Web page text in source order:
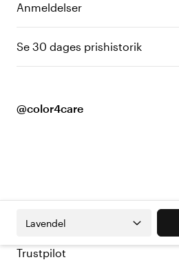
Anmeldelser
Se 30 dages prishistorik
@color4care
Lavendel
Trustpilot